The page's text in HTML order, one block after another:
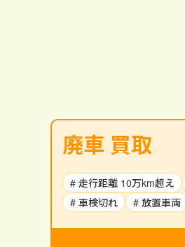
廃車 買取
# 走行距離 10万km超え
# 車検切れ
# 放置車両